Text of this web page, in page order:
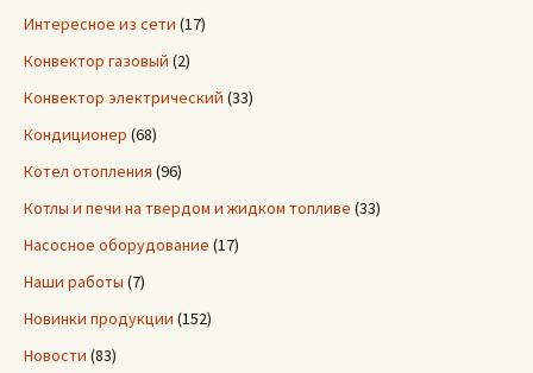
Интересное из сети (17)
Конвектор газовый (2)
Конвектор электрический (33)
Кондиционер (68)
Котел отопления (96)
Котлы и печи на твердом и жидком топливе (33)
Насосное оборудование (17)
Наши работы (7)
Новинки продукции (152)
Новости (83)